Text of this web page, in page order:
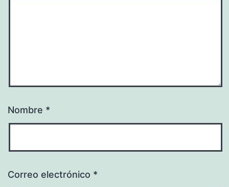
Nombre *
Correo electrónico *